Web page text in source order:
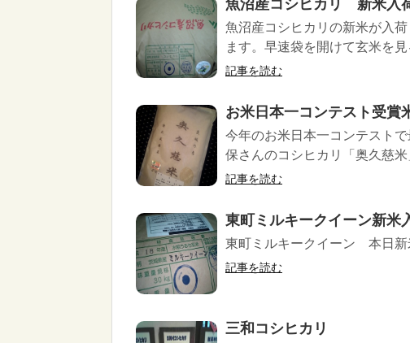
魚沼産コシヒカリ 新米入
魚沼産コシヒカリの新米が入
ます。早速袋を開けて玄米を
記事を読む
お米日本一コンテスト受賞
今年のお米日本一コンテスト
保さんのコシヒカリ「奥久慈
記事を読む
東町ミルキークイーン新米
東町ミルキークイーン 本日新
記事を読む
三和コシヒカリ